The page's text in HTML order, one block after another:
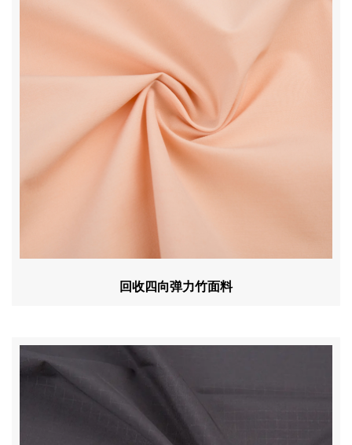
回收四向弹力竹面料